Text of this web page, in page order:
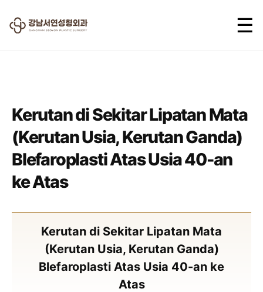
☰
Kerutan di Sekitar Lipatan Mata
(Kerutan Usia, Kerutan Ganda)
Blefaroplasti Atas Usia 40-an
ke Atas
Kerutan di Sekitar Lipatan Mata
(Kerutan Usia, Kerutan Ganda)
Blefaroplasti Atas Usia 40-an ke
Atas